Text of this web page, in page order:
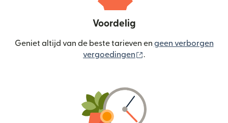
Voordelig
Geniet altijd van de beste tarieven en geen verborgen
vergoedingen
.